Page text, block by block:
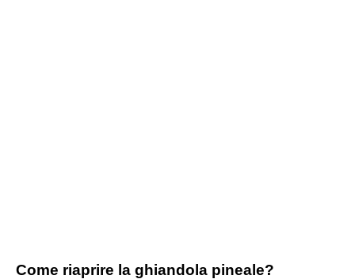
Come riaprire la ghiandola pineale?